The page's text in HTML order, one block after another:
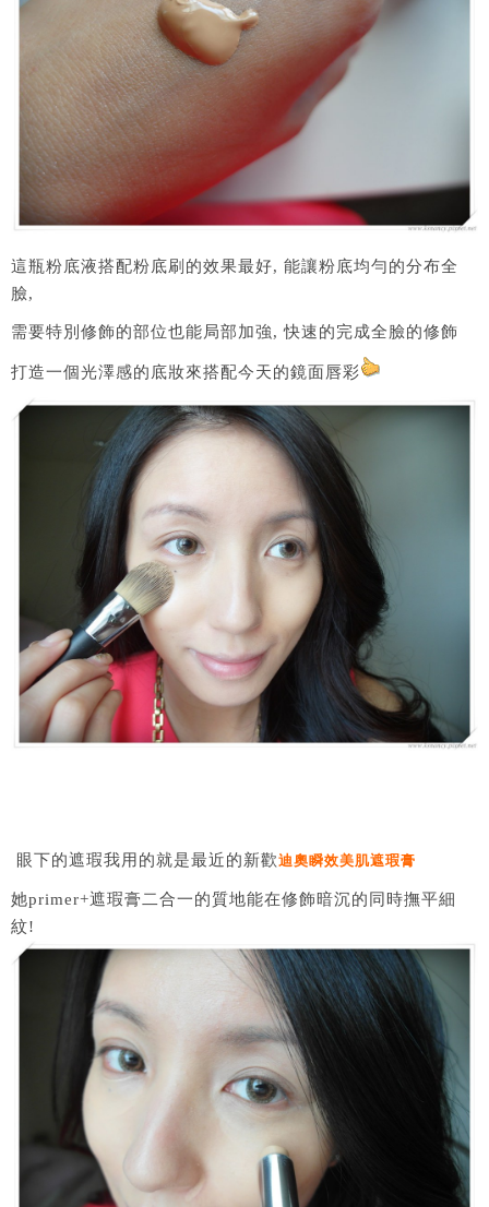
這瓶粉底液搭配粉底刷的效果最好, 能讓粉底均勻的分布全
臉,
需要特別修飾的部位也能局部加強, 快速的完成全臉的修飾
打造一個光澤感的底妝來搭配今天的鏡面唇彩
眼下的遮瑕我用的就是最近的新歡迪奧瞬效美肌遮瑕膏
她primer+遮瑕膏二合一的質地能在修飾暗沉的同時撫平細
紋!